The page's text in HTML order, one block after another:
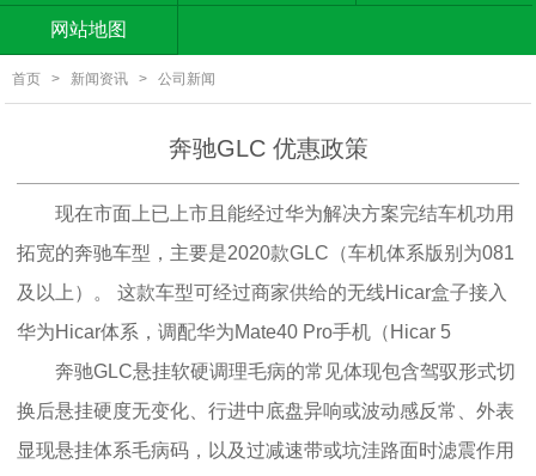
网站地图
首页 > 新闻资讯 > 公司新闻
奔驰GLC 优惠政策
现在市面上已上市且能经过华为解决方案完结车机功用
拓宽的奔驰车型，主要是2020款GLC（车机体系版别为081
及以上）。 这款车型可经过商家供给的无线Hicar盒子接入
华为Hicar体系，调配华为Mate40 Pro手机（Hicar 5
奔驰GLC悬挂软硬调理毛病的常见体现包含驾驭形式切
换后悬挂硬度无变化、行进中底盘异响或波动感反常、外表
显现悬挂体系毛病码，以及过减速带或坑洼路面时滤震作用